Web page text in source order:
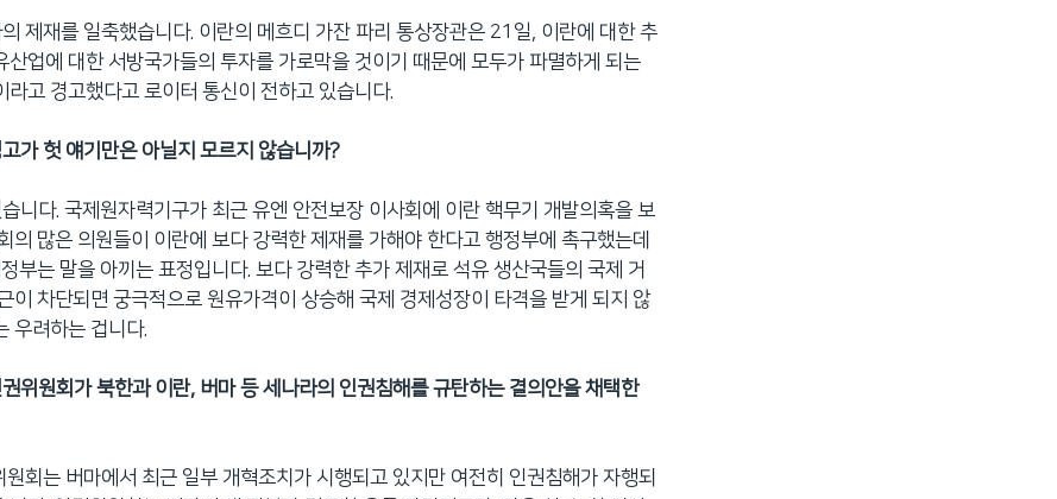
제재를 일축했습니다. 이란의 메흐디 가잔 파리 통상장관은 21일, 이란에 대한 추
산업에 대한 서방국가들의 투자를 가로막을 것이기 때문에 모두가 파멸하게 되는
라고 경고했다고 로이터 통신이 전하고 있습니다.
가 헛 얘기만은 아닐지 모르지 않습니까?
니다. 국제원자력기구가 최근 유엔 안전보장 이사회에 이란 핵무기 개발의혹을 보
의 많은 의원들이 이란에 보다 강력한 제재를 가해야 한다고 행정부에 촉구했는데
부는 말을 아끼는 표정입니다. 보다 강력한 추가 제재로 석유 생산국들의 국제 거
이 차단되면 궁극적으로 원유가격이 상승해 국제 경제성장이 타격을 받게 되지 않
우려하는 겁니다.
위원회가 북한과 이란, 버마 등 세나라의 인권침해를 규탄하는 결의안을 채택한
원회는 버마에서 최근 일부 개혁조치가 시행되고 있지만 여전히 인권침해가 자행되